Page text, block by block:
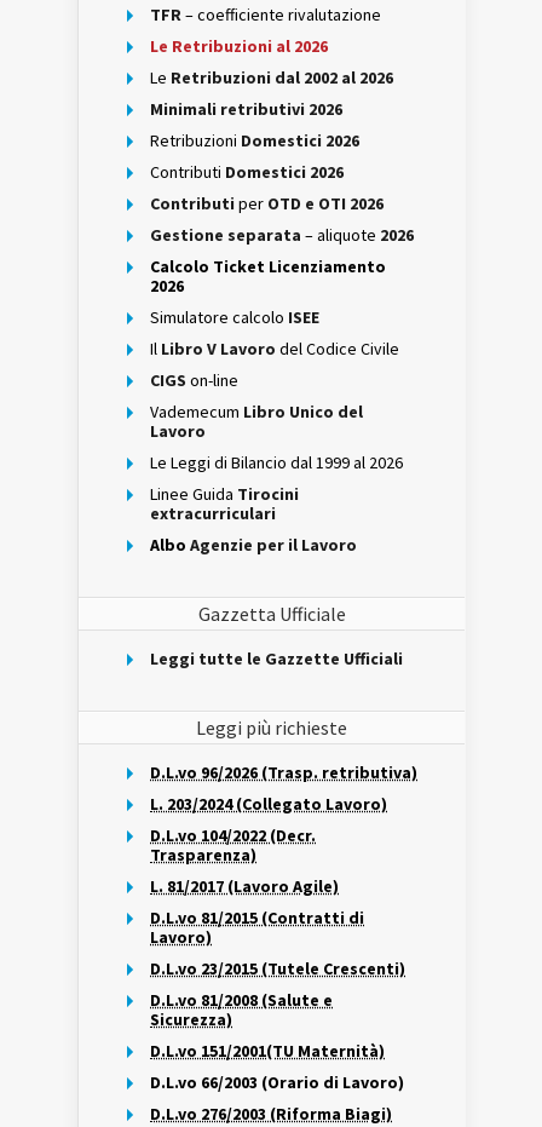
TFR– coefficiente rivalutazione
Le Retribuzioni al 2026
Le Retribuzioni dal 2002 al 2026
Minimali retributivi 2026
Retribuzioni Domestici 2026
Contributi Domestici 2026
Contributi per OTD e OTI 2026
Gestione separata – aliquote 2026
Calcolo Ticket Licenziamento
2026
Simulatore calcolo ISEE
Il Libro V Lavoro del Codice Civile
CIGS on-line
Vademecum Libro Unico del
Lavoro
Le Leggi di Bilancio dal 1999 al 2026
Linee Guida Tirocini
extracurriculari
Albo Agenzie per il Lavoro
Gazzetta Ufficiale
Leggi tutte le Gazzette Ufficiali
Leggi più richieste
D.L.vo 96/2026 (Trasp. retributiva)
L. 203/2024 (Collegato Lavoro)
D.L.vo 104/2022 (Decr.
Trasparenza)
L. 81/2017 (Lavoro Agile)
D.L.vo 81/2015 (Contratti di
Lavoro)
D.L.vo 23/2015 (Tutele Crescenti)
D.L.vo 81/2008 (Salute e
Sicurezza)
D.L.vo 151/2001(TU Maternità)
D.L.vo 66/2003 (Orario di Lavoro)
D.L.vo 276/2003 (Riforma Biagi)